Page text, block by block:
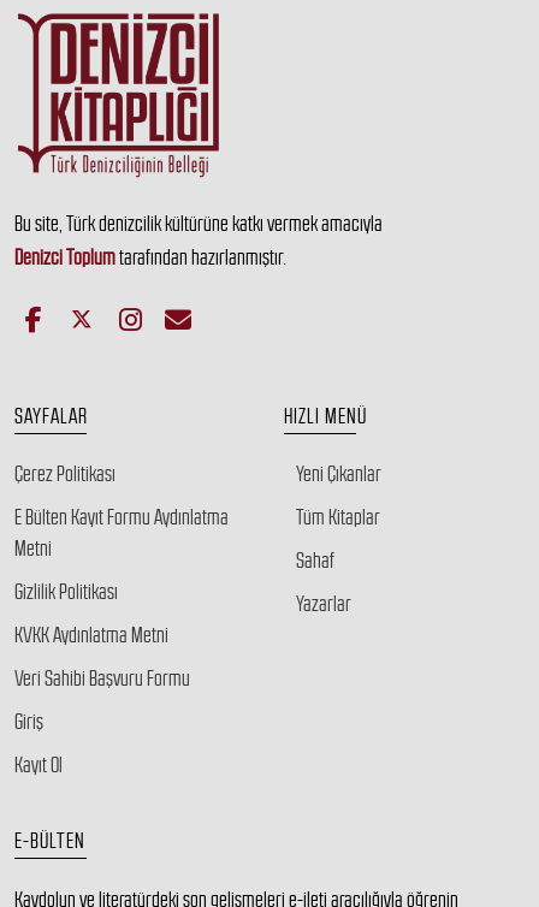
Bu site, Türk denizcilik kültürüne katkı vermek amacıyla
Denizci Toplumtarafından hazırlanmıştır.
SAYFALAR
Çerez Politikası
E Bülten Kayıt Formu Aydınlatma
Metni
Gizlilik Politikası
KVKK Aydınlatma Metni
Veri Sahibi Başvuru Formu
Giriş
Kayıt Ol
HIZLI MENÜ
Yeni Çıkanlar
Tüm Kitaplar
Sahaf
Yazarlar
E-BÜLTEN
Kaydolun ve literatürdeki son gelişmeleri e-ileti aracılığıyla öğrenin